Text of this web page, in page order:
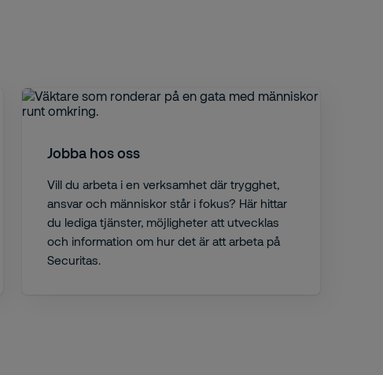
Jobba hos oss
Vill du arbeta i en verksamhet där trygghet,
ansvar och människor står i fokus? Här hittar
du lediga tjänster, möjligheter att utvecklas
och information om hur det är att arbeta på
Securitas.